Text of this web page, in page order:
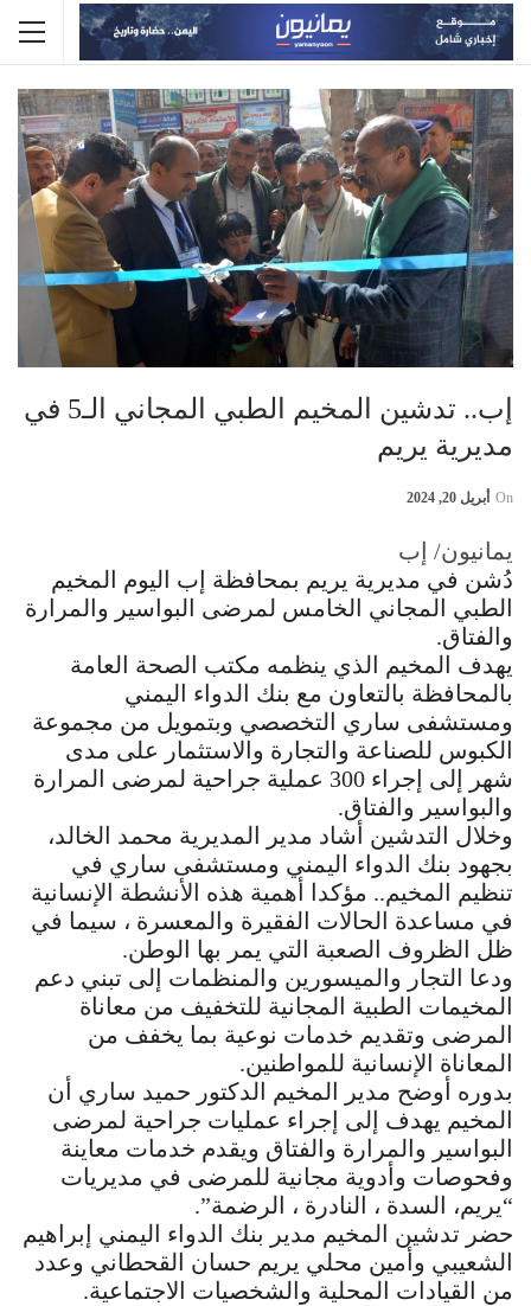
إب.. تدشين المخيم الطبي المجاني الـ5 في
مديرية يريم
On أبريل 20, 2024
يمانيون/ إب
دُشن في مديرية يريم بمحافظة إب اليوم المخيم
الطبي المجاني الخامس لمرضى البواسير والمرارة
والفتاق.
يهدف المخيم الذي ينظمه مكتب الصحة العامة
بالمحافظة بالتعاون مع بنك الدواء اليمني
ومستشفى ساري التخصصي وبتمويل من مجموعة
الكبوس للصناعة والتجارة والاستثمار على مدى
شهر إلى إجراء 300 عملية جراحية لمرضى المرارة
والبواسير والفتاق.
وخلال التدشين أشاد مدير المديرية محمد الخالد،
بجهود بنك الدواء اليمني ومستشفى ساري في
تنظيم المخيم.. مؤكدا أهمية هذه الأنشطة الإنسانية
في مساعدة الحالات الفقيرة والمعسرة ، سيما في
ظل الظروف الصعبة التي يمر بها الوطن.
ودعا التجار والميسورين والمنظمات إلى تبني دعم
المخيمات الطبية المجانية للتخفيف من معاناة
المرضى وتقديم خدمات نوعية بما يخفف من
المعاناة الإنسانية للمواطنين.
بدوره أوضح مدير المخيم الدكتور حميد ساري أن
المخيم يهدف إلى إجراء عمليات جراحية لمرضى
البواسير والمرارة والفتاق ويقدم خدمات معاينة
وفحوصات وأدوية مجانية للمرضى في مديريات
“يريم، السدة ، النادرة ، الرضمة”.
حضر تدشين المخيم مدير بنك الدواء اليمني إبراهيم
الشعيبي وأمين محلي يريم حسان القحطاني وعدد
من القيادات المحلية والشخصيات الاجتماعية.